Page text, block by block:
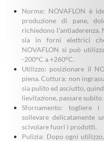
Norme: NOVAFLON è
produzione di pane,
richiedono l'antiaderenza.
sia in forni elettrici
NOVAFLON si può
-200°C a +260°C.
Utilizzo: posizionare il
piena. Cottura: non
sia pulito ed asciutto,
lievitazione, passare
Sfornamento: togliere i
sollevare delicatamente
scivolare fuori i prodotti.
Pulizia: Dopo ogni